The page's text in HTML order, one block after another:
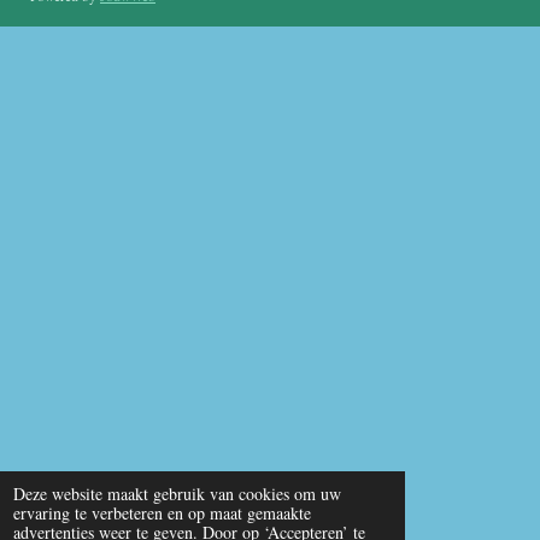
Deze website maakt gebruik van cookies om uw
ervaring te verbeteren en op maat gemaakte
advertenties weer te geven. Door op ‘Accepteren’ te
o
b
A